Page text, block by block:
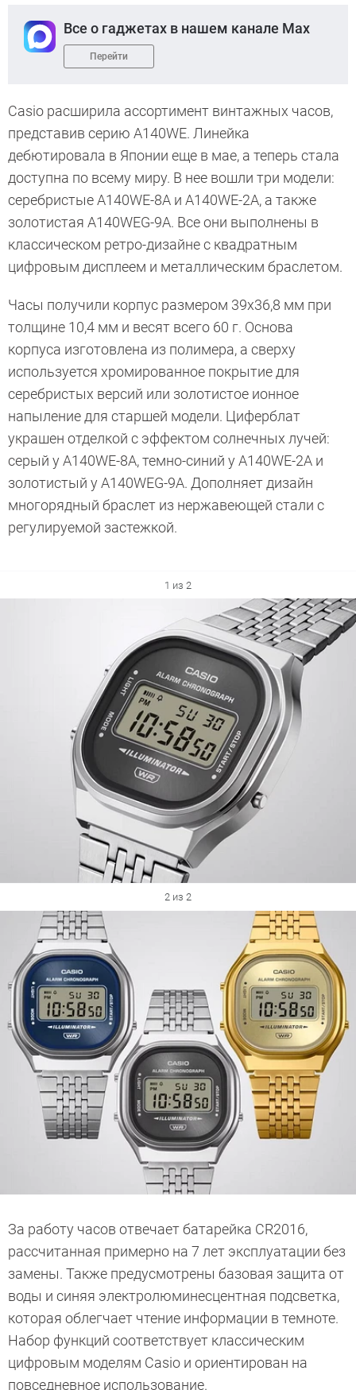
Все о гаджетах в нашем канале Max
Перейти
Casio расширила ассортимент винтажных часов,
представив серию A140WE. Линейка
дебютировала в Японии еще в мае, а теперь стала
доступна по всему миру. В нее вошли три модели:
серебристые A140WE-8A и A140WE-2A, а также
золотистая A140WEG-9A. Все они выполнены в
классическом ретро-дизайне с квадратным
цифровым дисплеем и металлическим браслетом.
Часы получили корпус размером 39х36,8 мм при
толщине 10,4 мм и весят всего 60 г. Основа
корпуса изготовлена из полимера, а сверху
используется хромированное покрытие для
серебристых версий или золотистое ионное
напыление для старшей модели. Циферблат
украшен отделкой с эффектом солнечных лучей:
серый у A140WE-8A, темно-синий у A140WE-2A и
золотистый у A140WEG-9A. Дополняет дизайн
многорядный браслет из нержавеющей стали с
регулируемой застежкой.
1 из 2
2 из 2
За работу часов отвечает батарейка CR2016,
рассчитанная примерно на 7 лет эксплуатации без
замены. Также предусмотрены базовая защита от
воды и синяя электролюминесцентная подсветка,
которая облегчает чтение информации в темноте.
Набор функций соответствует классическим
цифровым моделям Casio и ориентирован на
повседневное использование.